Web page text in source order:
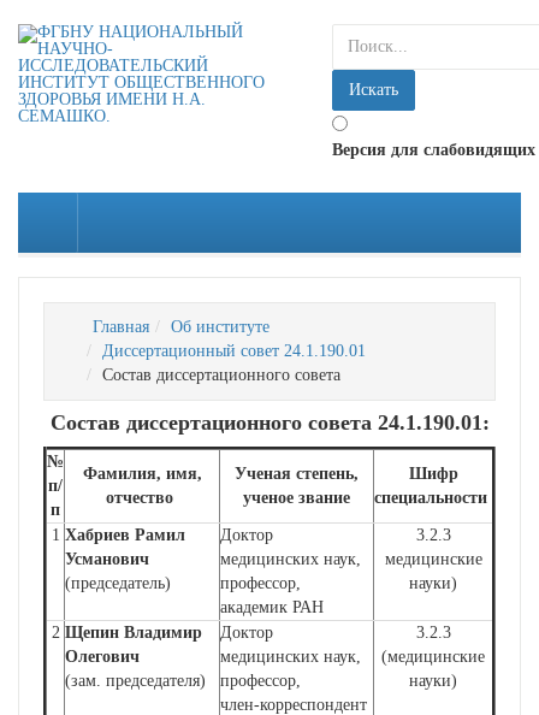
искать...
Искать
Версия для слабовидящих
Главная
Об институте
Диссертационный совет 24.1.190.01
Состав диссертационного совета
Состав диссертационного совета 24.1.190.01:
№
п/
п
Фамилия, имя,
отчество
Ученая степень,
ученое звание
Шифр
специальности
1 Хабриев Рамил
Усманович
(председатель)
Доктор
медицинских наук,
профессор,
академик РАН
3.2.3
медицинские
науки)
2 Щепин Владимир
Олегович
(зам. председателя)
Доктор
медицинских наук,
профессор,
член-корреспондент
3.2.3
(медицинские
науки)